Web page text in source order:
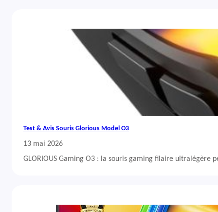
Test & Avis Souris Glorious Model O3
13 mai 2026
GLORIOUS Gaming O3 : la souris gaming filaire ultralégère